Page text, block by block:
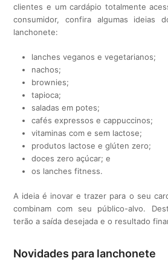
clientes e um cardápio totalmente
consumidor, confira algumas ideias
lanchonete:
lanches veganos e vegetarianos;
nachos;
brownies;
tapioca;
saladas em potes;
cafés expressos e cappuccinos;
vitaminas com e sem lactose;
produtos lactose e glúten zero;
doces zero açúcar; e
os lanches fitness.
A ideia é inovar e trazer para o seu
combinam com seu público-alvo.
terão a saída desejada e o resultado
Novidades para lanchonete